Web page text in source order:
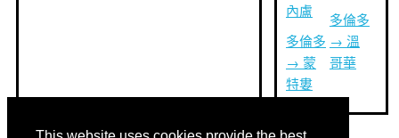
內盧
多倫多
→ 蒙
特婁
多倫多
→ 溫
哥華